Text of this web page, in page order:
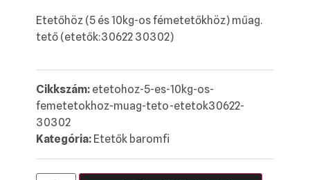
Etetőhöz (5 és 10kg-os fémetetőkhöz) műag.
tető (etetők:30622 30302)
Cikkszám: etetohoz-5-es-10kg-os-
femetetokhoz-muag-teto-etetok30622-
30302
Kategória: Etetők baromfi